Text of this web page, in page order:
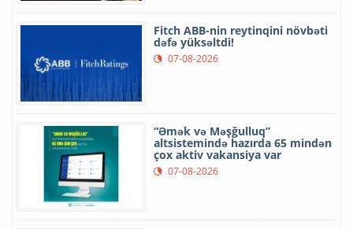
Fitch ABB-nin reytinqini növbəti
dəfə yüksəltdi!
07-08-2026
“Əmək və Məşğulluq”
altsistemində hazırda 65 mindən
çox aktiv vakansiya var
07-08-2026